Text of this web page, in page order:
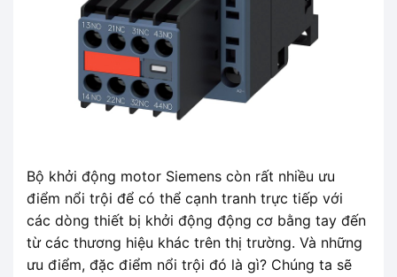
Bộ khởi động motor Siemens còn rất nhiều ưu
điểm nổi trội để có thể cạnh tranh trực tiếp với
các dòng thiết bị khởi động động cơ bằng tay đến
từ các thương hiệu khác trên thị trường. Và những
ưu điểm, đặc điểm nổi trội đó là gì? Chúng ta sẽ